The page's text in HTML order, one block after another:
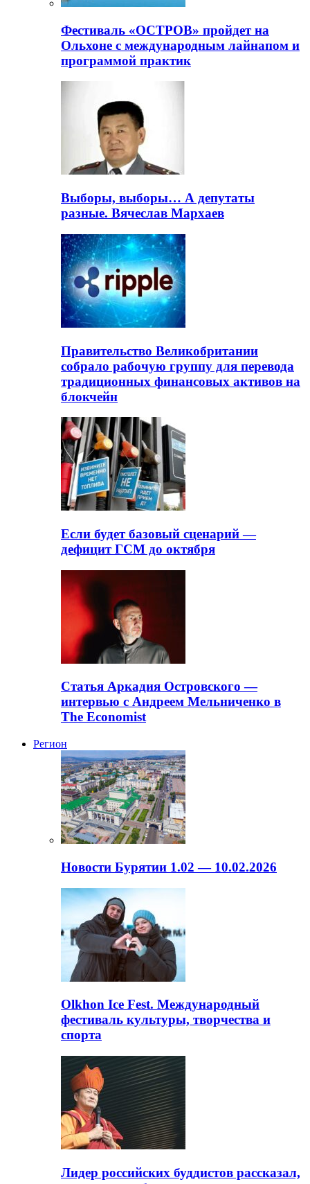
Фестиваль «ОСТРОВ» пройдет на
Ольхоне с международным лайнапом и
программой практик
Выборы, выборы… А депутаты
разные. Вячеслав Мархаев
Правительство Великобритании
собрало рабочую группу для перевода
традиционных финансовых активов на
блокчейн
Если будет базовый сценарий —
дефицит ГСМ до октября
Статья Аркадия Островского —
интервью с Андреем Мельниченко в
The Economist
Регион
Новости Бурятии 1.02 — 10.02.2026
Olkhon Ice Fest. Международный
фестиваль культуры, творчества и
спорта
Лидер российских буддистов рассказал,